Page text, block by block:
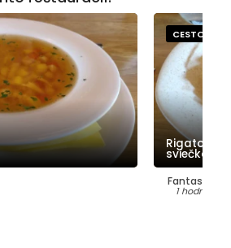
CESTOVINY
Rigatoni
Fantastické
1 hodnotení